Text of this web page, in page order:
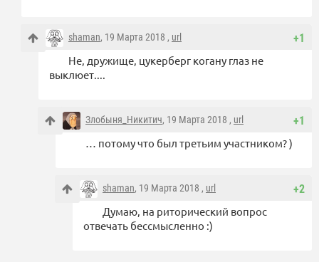
+1
shaman, 19 Марта 2018 , url
Не, дружище, цукерберг когану глаз не
выклюет....
+1
Злобыня_Никитич, 19 Марта 2018 , url
… потому что был третьим участником? )
+2
shaman, 19 Марта 2018 , url
Думаю, на риторический вопрос
отвечать бессмысленно :)